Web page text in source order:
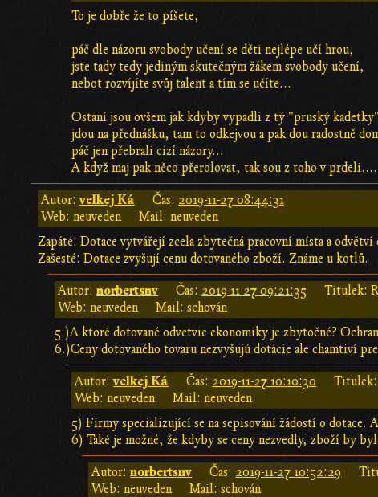
To je dobře že to píšete,
páč dle názoru svobody učení se děti nejlépe učí hrou,
jste tady tedy jediným skutečným žákem svobody učení,
nebot rozvíjíte svůj talent a tím se učíte...
Ostaní jsou ovšem jak kdyby vypadli z tý "pruský kadetky"
jdou na přednášku, tam to odkejvou a pak dou radostně
páč jen přebrali cizí názory...
A když maj pak něco přerolovat, tak sou z toho v prdeli....
Autor:velkej Ká Čas: 2019-11-27 08:44:31
Web: neuveden
Mail: neuveden
Zapáté: Dotace vytvářejí zcela zbytečná pracovní místa a
Zašesté: Dotace zvyšují cenu dotovaného zboží. Známe u kotlů.
Autor:norbertsnv Čas: 2019-11-27 09:21:35 Titulek:
Web: neuveden
Mail: schován
5.)A ktoré dotované odvetvie ekonomiky je zbytočné?
6.)Ceny dotovaného tovaru nezvyšujú dotácie ale chamtiví
Autor:velkej Ká Čas: 2019-11-27 10:10:30 Titulek:
Web: neuveden
Mail: neuveden
5) Firmy specializující se na sepisování žádostí o
6) Také je možné, že kdyby se ceny nezvedly, zboží by
Autor:norbertsnv Čas: 2019-11-27 10:52:29
Web: neuveden Mail: schován